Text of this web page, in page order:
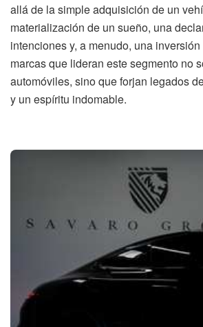
allá de la simple adquisición de un
materialización de un sueño, una
intenciones y, a menudo, una
marcas que lideran este segmento no
automóviles, sino que forjan legados
y un espíritu indomable.